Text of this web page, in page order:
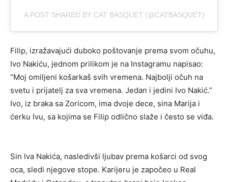
A POST SHARED BY CAT BÀSQUET (@CATBASQUET)
Filip, izražavajući duboko poštovanje prema svom očuhu,
Ivo Nakiću, jednom prilikom je na Instagramu napisao:
“Moj omiljeni košarkaš svih vremena. Najbolji očuh na
svetu i prijatelj za sva vremena. Jedan i jedini Ivo Nakić.”
Ivo, iz braka sa Zoricom, ima dvoje dece, sina Marija i
ćerku Ivu, sa kojima se Filip odlično slaže i često se viđa.
Sin Iva Nakića, nasledivši ljubav prema košarci od svog
oca, sledi njegove stope. Karijeru je započeo u Real